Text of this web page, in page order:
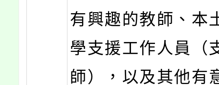
有興趣的教師、本
學支援工作人員（
師），以及其他有